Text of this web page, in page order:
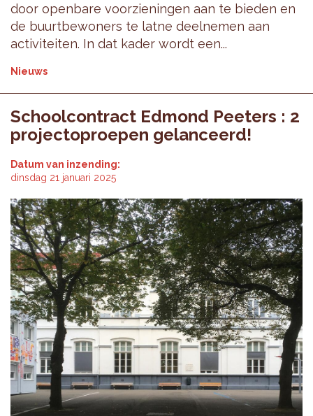
door openbare voorzieningen aan te bieden en
de buurtbewoners te latne deelnemen aan
activiteiten. In dat kader wordt een...
Nieuws
Schoolcontract Edmond Peeters : 2
projectoproepen gelanceerd!
Datum van inzending:
dinsdag 21 januari 2025